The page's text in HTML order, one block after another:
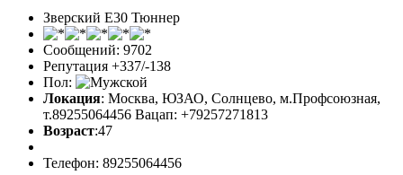
Зверский Е30 Тюннер
Сообщений: 9702
Репутация +337/-138
Пол:
Локация: Москва, ЮЗАО, Солнцево, м.Профсоюзная,
т.89255064456 Вацап: +79257271813
Возраст:47
Телефон: 89255064456